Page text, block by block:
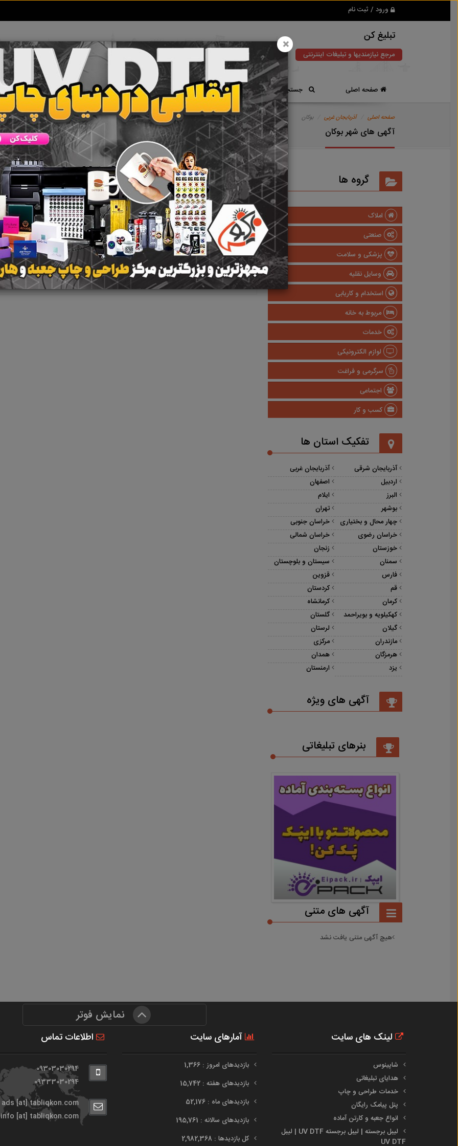
ورود / ثبت نام
تبلیغ کن
مرجع نیازمندیها و تبلیغات اینترنتی
صفحه اصلی جستجوی سریع تعرفه آگهی ها خبرهای سایت تماس با ما
صفحه اصلی آذربایجان غربی بوکان
آگهی های شهر بوکان
نتیجه ای
گروه ها
املاک
صنعتی
پزشکی و سلامت
وسایل نقلیه
استخدام و کاریابی
مربوط به خانه
خدمات
لوازم الکترونیکی
سرگرمی و فراغت
اجتماعی
کسب و کار
تفکیک استان ها
آذربایجان شرقی
آذربایجان غربی
اردبیل
اصفهان
البرز
ایلام
بوشهر
تهران
چهار محال و بختیاری
خراسان جنوبی
خراسان رضوی
خراسان شمالی
خوزستان
زنجان
سمنان
سیستان و بلوچستان
فارس
قزوین
قم
کردستان
کرمان
کرمانشاه
کهکیلویه و بویراحمد
گلستان
گیلان
لرستان
مازندران
مرکزی
هرمزگان
همدان
یزد
ارمنستان
آگهی های ویژه
بنرهای تبلیغاتی
آگهی های متنی
هیچ آگهی متنی یافت نشد
نمایش فوتر
لینک های سایت
شاپینوس
هدایای تبلیغاتی
خدمات طراحی و چاپ
پنل پیامک رایگان
انواع جعبه و کارتن آماده
لیبل برجسته | لیبل برجسته UV DTF | لیبل
UV DTF
آمارهای سایت
بازدیدهای امروز : 1,366
بازدیدهای هفته : 15,742
بازدیدهای ماه : 52,176
بازدیدهای سالانه : 195,761
کل بازدیدها : 2,982,368
اطلاعات تماس
09303030294
09333030294
ads [at] tabliqkon.com
info [at] tabliqkon.com
×